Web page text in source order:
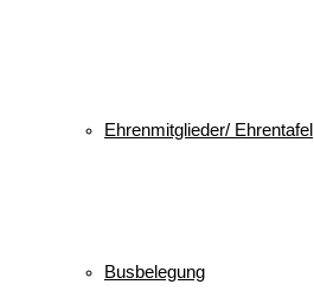
Ehrenmitglieder/ Ehrentafel
Busbelegung